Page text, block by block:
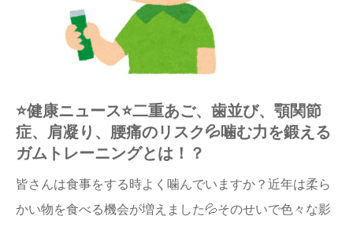
⭐️健康ニュース⭐️二重あご、歯並び、顎関節
症、肩凝り、腰痛のリスク💦噛む力を鍛える
ガムトレーニングとは！？
皆さんは食事をする時よく噛んでいますか？近年は柔ら
かい物を食べる機会が増えました💦そのせいで色々な影